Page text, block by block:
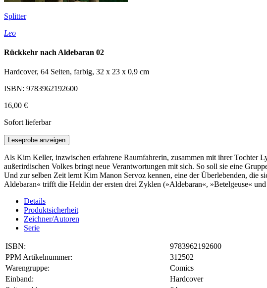
Splitter
Leo
Rückkehr nach Aldebaran 02
Hardcover, 64 Seiten, farbig, 32 x 23 x 0,9 cm
ISBN: 9783962192600
16,00 €
Sofort lieferbar
Leseprobe anzeigen
Als Kim Keller, inzwischen erfahrene Raumfahrerin, zusammen mit ihrer Tochter
außerirdischen Volkes bringt neue Verantwortungen mit sich. So soll sie eine
Und zur selben Zeit lernt Kim Manon Servoz kennen, eine der Überlebenden, die
Aldebaran« trifft die Heldin der ersten drei Zyklen (»Aldebaran«, »Betelgeuse«
Details
Produktsicherheit
Zeichner/Autoren
Serie
ISBN:
9783962192600
PPM Artikelnummer:
312502
Warengruppe:
Comics
Einband:
Hardcover